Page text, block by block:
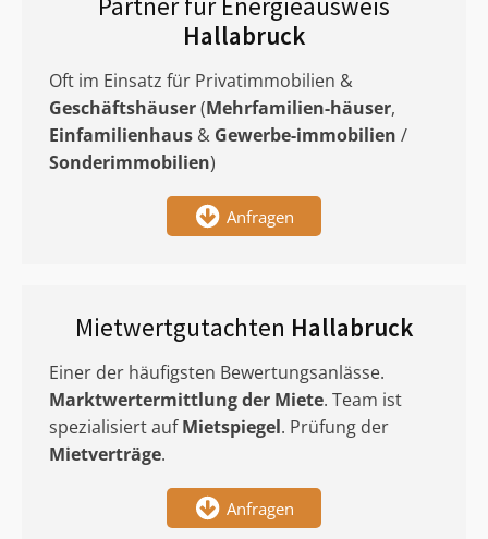
Hallabruck
Oft im Einsatz für Privatimmobilien &
Geschäftshäuser(Mehrfamilien-häuser,
Einfamilienhaus & Gewerbe-immobilien /
Sonderimmobilien)
Anfragen
Mietwertgutachten Hallabruck
Einer der häufigsten Bewertungsanlässe.
Marktwertermittlungder Miete. Team ist
spezialisiert aufMietspiegel. Prüfung der
Mietverträge.
Anfragen